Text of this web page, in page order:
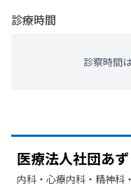
診療時間
診察時間
医療法人社団あ
内科・​心療内科・​精神科